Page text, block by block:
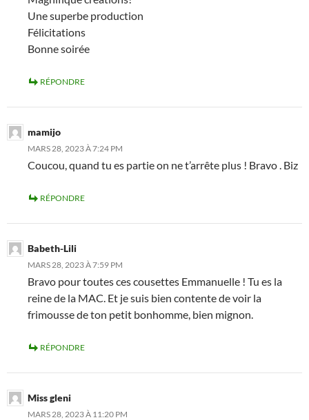
Une superbe production
Félicitations
Bonne soirée
RÉPONDRE
mamijo
MARS 28, 2023 À 7:24 PM
Coucou, quand tu es partie on ne t’arrête plus ! Bravo . Biz
RÉPONDRE
Babeth-Lili
MARS 28, 2023 À 7:59 PM
Bravo pour toutes ces cousettes Emmanuelle ! Tu es la
reine de la MAC. Et je suis bien contente de voir la
frimousse de ton petit bonhomme, bien mignon.
RÉPONDRE
Miss gleni
MARS 28, 2023 À 11:20 PM